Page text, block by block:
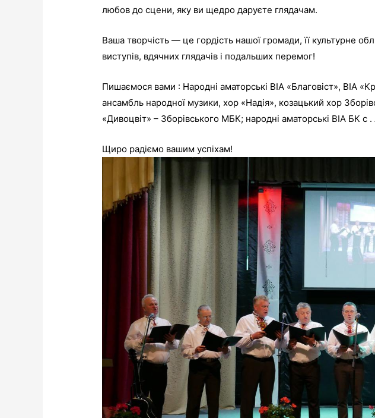
любов до сцени, яку ви щедро даруєте глядачам.
Ваша творчість — це гордість нашої громади, її культурне
виступів, вдячних глядачів і подальших перемог!
Пишаємося вами : Народні аматорські ВІА «Благовіст», ВІА
ансамбль народної музики, хор «Надія», козацький хор
«Дивоцвіт» – Зборівського МБК; народні аматорські ВІА БК
Щиро радіємо вашим успіхам!